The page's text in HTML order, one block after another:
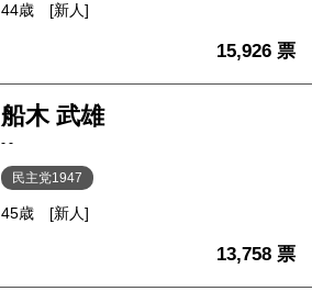
44歳 [新人]
15,926 票
船木 武雄
- -
民主党1947
45歳 [新人]
13,758 票